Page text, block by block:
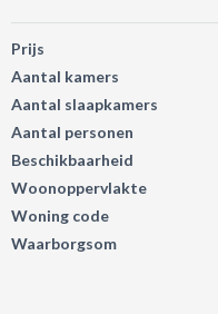
Prijs
Aantal kamers
Aantal slaapkamers
Aantal personen
Beschikbaarheid
Woonoppervlakte
Woning code
Waarborgsom